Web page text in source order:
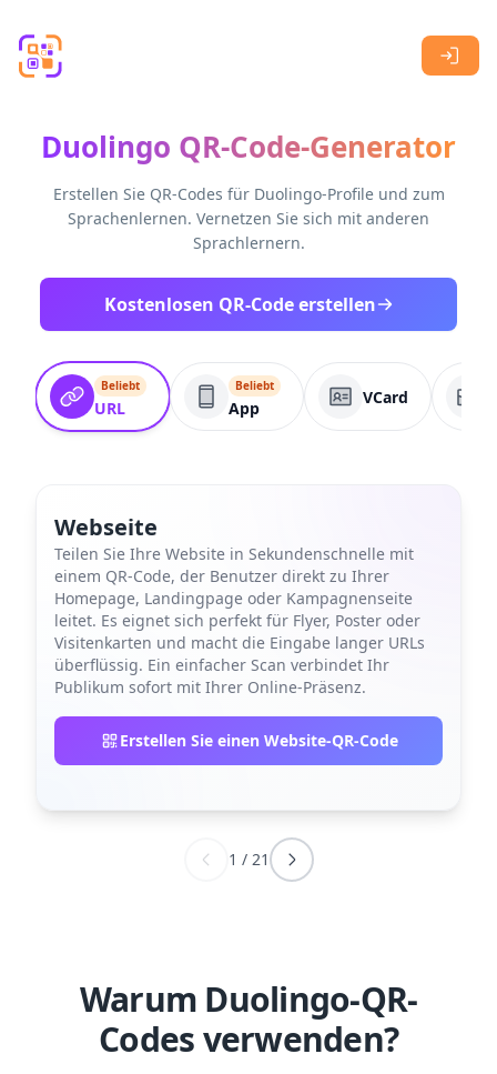
Duolingo QR-Code-Generator
Erstellen Sie QR-Codes für Duolingo-Profile und zum
Sprachenlernen. Vernetzen Sie sich mit anderen
Sprachlernern.
Kostenlosen QR-Code erstellen
Beliebt
URL
Beliebt
App
VCard
Webseite
Teilen Sie Ihre Website in Sekundenschnelle mit
einem QR-Code, der Benutzer direkt zu Ihrer
Homepage, Landingpage oder Kampagnenseite
leitet. Es eignet sich perfekt für Flyer, Poster oder
Visitenkarten und macht die Eingabe langer URLs
überflüssig. Ein einfacher Scan verbindet Ihr
Publikum sofort mit Ihrer Online-Präsenz.
Erstellen Sie einen Website-QR-Code
1 / 21
Warum Duolingo-QR-
Codes verwenden?